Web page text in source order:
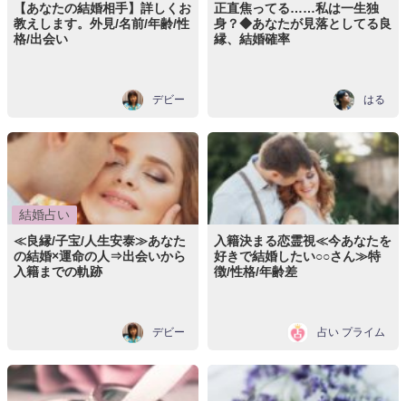
【あなたの結婚相手】詳しくお
教えします。外見/名前/年齢/性
格/出会い
デビー
正直焦ってる……私は一生独
身？◆あなたが見落としてる良
縁、結婚確率
はる
結婚占い
≪良縁/子宝/人生安泰≫あなた
の結婚×運命の人⇒出会いから
入籍までの軌跡
デビー
入籍決まる恋霊視≪今あなたを
好きで結婚したい○○さん≫特
徴/性格/年齢差
占い プライム